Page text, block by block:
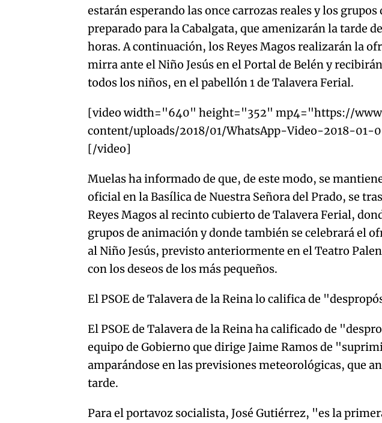
estarán esperando las once carrozas reales y los
preparado para la Cabalgata, que amenizarán la tarde
horas. A continuación, los Reyes Magos realizarán la
mirra ante el Niño Jesús en el Portal de Belén y
todos los niños, en el pabellón 1 de Talavera Ferial.
[video width="640" height="352" mp4="https://
content/uploads/2018/01/WhatsApp-Video-2018-
[/video]
Muelas ha informado de que, de este modo, se
oficial en la Basílica de Nuestra Señora del Prado, se
Reyes Magos al recinto cubierto de Talavera Ferial,
grupos de animación y donde también se celebrará el
al Niño Jesús, previsto anteriormente en el Teatro
con los deseos de los más pequeños.
El PSOE de Talavera de la Reina lo califica de
El PSOE de Talavera de la Reina ha calificado de
equipo de Gobierno que dirige Jaime Ramos de
amparándose en las previsiones meteorológicas, que
tarde.
Para el portavoz socialista, José Gutiérrez, "es la